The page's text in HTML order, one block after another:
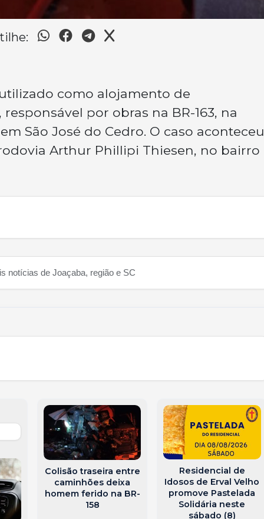
como alojamento de
por obras na BR-163, na
São José do Cedro. O caso aconteceu
Arthur Phillipi Thiesen, no bairro
notícias de Joaçaba, região e SC
Colisão traseira entre
caminhões deixa
homem ferido na BR-
158
Residencial de
Idosos de Erval Velho
promove Pastelada
Solidária neste
sábado (8)